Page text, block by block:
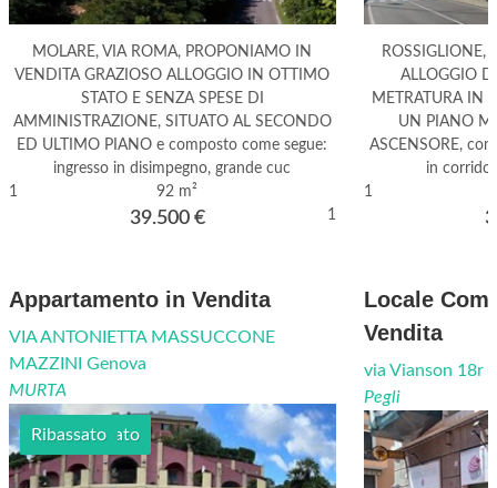
MOLARE, VIA ROMA, PROPONIAMO IN
VENDITA GRAZIOSO ALLOGGIO IN OTTIMO
STATO E SENZA SPESE DI
AMMINISTRAZIONE, SITUATO AL SECONDO
ED ULTIMO PIANO e composto come segue:
ingresso in disimpegno, grande cuc
1
92 m²
1
39.500 €
ROSSIGLIONE,
ALLOGGIO
METRATURA IN
UN PIANO
ASCENSORE,
in
1
Appartamento in Vendita
VIA ANTONIETTA MASSUCCONE
MAZZINI Genova
MURTA
Semi arredato
Ribassato
Locale
Vendita
via Vianson 18r
Pegli